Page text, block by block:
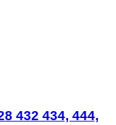
432 434, 444,